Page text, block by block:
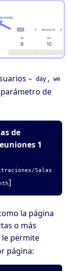
– day ,
we
de
de
1
Salas
]
la página
o más
le permite
página: